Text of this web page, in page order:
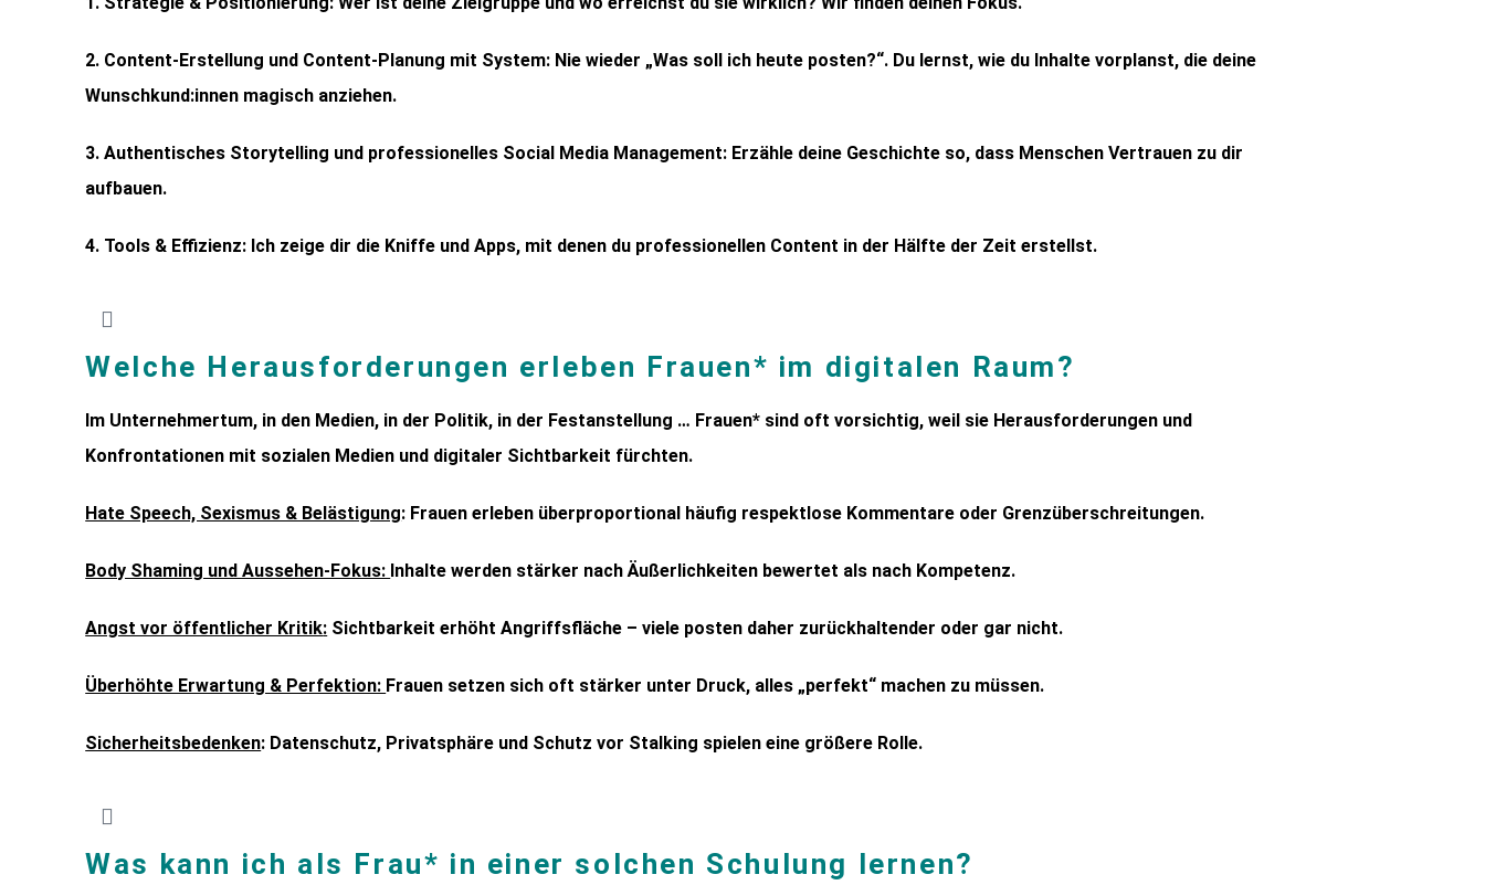
2. Content-Erstellung und Content-Planung mit System: Nie wieder „Was soll ich heute posten?“. Du lernst, wie du Inhalte vorplanst, die deine
Wunschkund:innen magisch anziehen.
3. Authentisches Storytelling und professionelles Social Media Management: Erzähle deine Geschichte so, dass Menschen Vertrauen zu dir
aufbauen.
4. Tools & Effizienz: Ich zeige dir die Kniffe und Apps, mit denen du professionellen Content in der Hälfte der Zeit erstellst.
Welche Herausforderungen erleben Frauen* im digitalen Raum?
Im Unternehmertum, in den Medien, in der Politik, in der Festanstellung … Frauen* sind oft vorsichtig, weil sie Herausforderungen und
Konfrontationen mit sozialen Medien und digitaler Sichtbarkeit fürchten.
Hate Speech, Sexismus & Belästigung: Frauen erleben überproportional häufig respektlose Kommentare oder Grenzüberschreitungen.
Body Shaming und Aussehen-Fokus: Inhalte werden stärker nach Äußerlichkeiten bewertet als nach Kompetenz.
Angst vor öffentlicher Kritik: Sichtbarkeit erhöht Angriffsfläche – viele posten daher zurückhaltender oder gar nicht.
Überhöhte Erwartung & Perfektion: Frauen setzen sich oft stärker unter Druck, alles „perfekt“ machen zu müssen.
Sicherheitsbedenken: Datenschutz, Privatsphäre und Schutz vor Stalking spielen eine größere Rolle.
Was kann ich als Frau* in einer solchen Schulung lernen?